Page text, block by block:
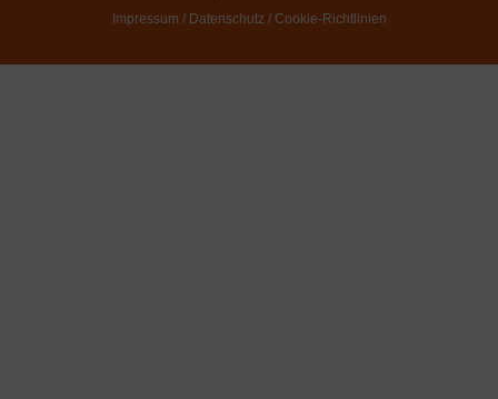
Impressum / Datenschutz / Cookie-Richtlinien